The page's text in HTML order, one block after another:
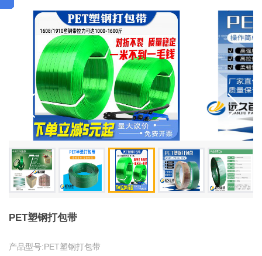
PET塑钢打包带
产品型号:PET塑钢打包带